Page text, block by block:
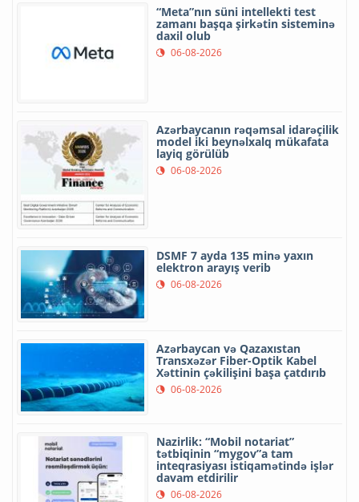
“Meta”nın süni intellekti test
zamanı başqa şirkətin sisteminə
daxil olub
06-08-2026
Azərbaycanın rəqəmsal idarəçilik
model iki beynəlxalq mükafata
layiq görülüb
06-08-2026
DSMF 7 ayda 135 minə yaxın
elektron arayış verib
06-08-2026
Azərbaycan və Qazaxıstan
Transxəzər Fiber-Optik Kabel
Xəttinin çəkilişini başa çatdırıb
06-08-2026
Nazirlik: “Mobil notariat”
tətbiqinin “mygov”a tam
inteqrasiyası istiqamətində işlər
davam etdirilir
06-08-2026